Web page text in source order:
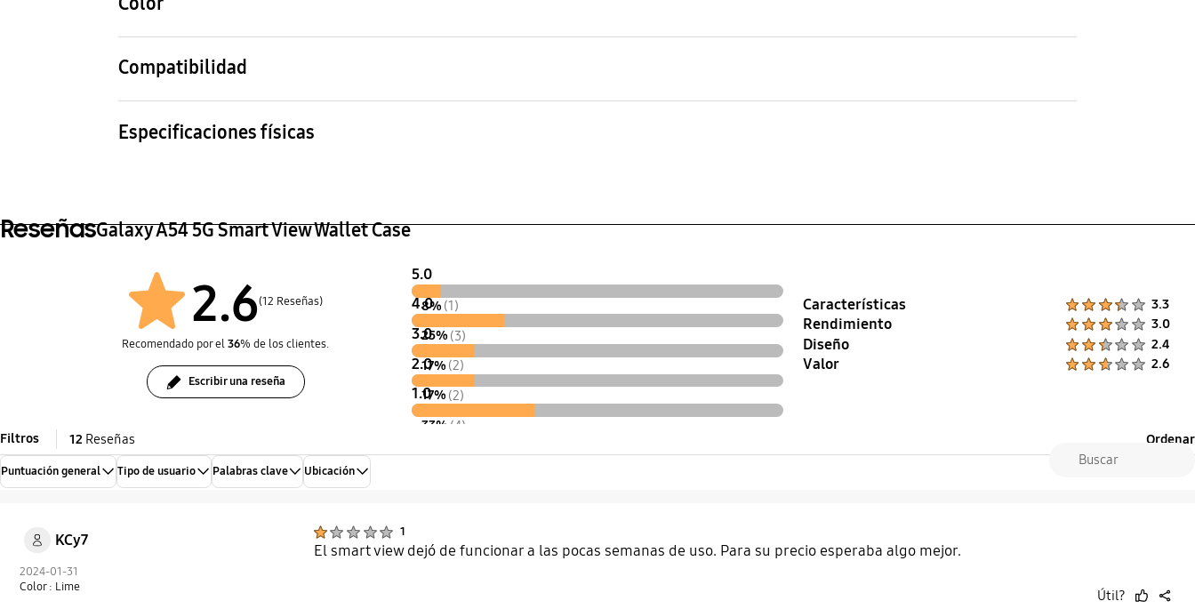
Compatibilidad
Especificaciones físicas
ReseñasGalaxy A54 5G Smart View Wallet Case
2.6(12 Reseñas)
Recomendado por el36% de los clientes.
Escribir una reseña
5.0
8% (1)
4.0
25% (3)
3.0
17% (2)
2.0
17% (2)
1.0
33% (4)
Características 3.3
Rendimiento 3.0
Diseño 2.4
Valor 2.6
Filtros 12 Reseñas Ordenar
Puntuación general Tipo de usuario Palabras clave Ubicación
KCy7
2024-01-31
Color : Lime
1
El smart view dejó de funcionar a las pocas semanas de uso. Para su precio esperaba algo mejor.
Útil?